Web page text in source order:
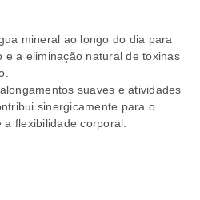
mineral ao longo do dia para
e a eliminação natural de toxinas
suaves e atividades
sinergicamente para o
flexibilidade corporal.